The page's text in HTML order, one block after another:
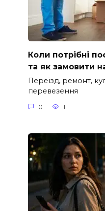
Коли потрібні
та як замовити
Переїзд, ремонт,
перевезення
0 1